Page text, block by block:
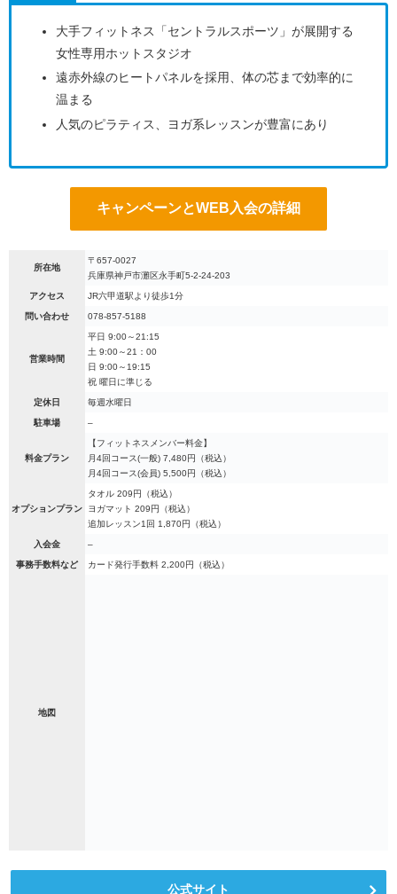
大手フィットネス「セントラルスポーツ」が展開する
女性専用ホットスタジオ
遠赤外線のヒートパネルを採用、体の芯まで効率的に
温まる
人気のピラティス、ヨガ系レッスンが豊富にあり
キャンペーンとWEB入会の詳細
所在地
〒657-0027
兵庫県神戸市灘区永手町5-2-24-203
アクセス JR六甲道駅より徒歩1分
問い合わせ 078-857-5188
営業時間
平日 9:00～21:15
土 9:00～21：00
日 9:00～19:15
祝 曜日に準じる
定休日 毎週水曜日
駐車場 –
料金プラン
【フィットネスメンバー料金】
月4回コース(一般) 7,480円（税込）
月4回コース(会員) 5,500円（税込）
オプションプラン
タオル 209円（税込）
ヨガマット 209円（税込）
追加レッスン1回 1,870円（税込）
入会金 –
事務手数料など カード発行手数料 2,200円（税込）
地図
公式サイト